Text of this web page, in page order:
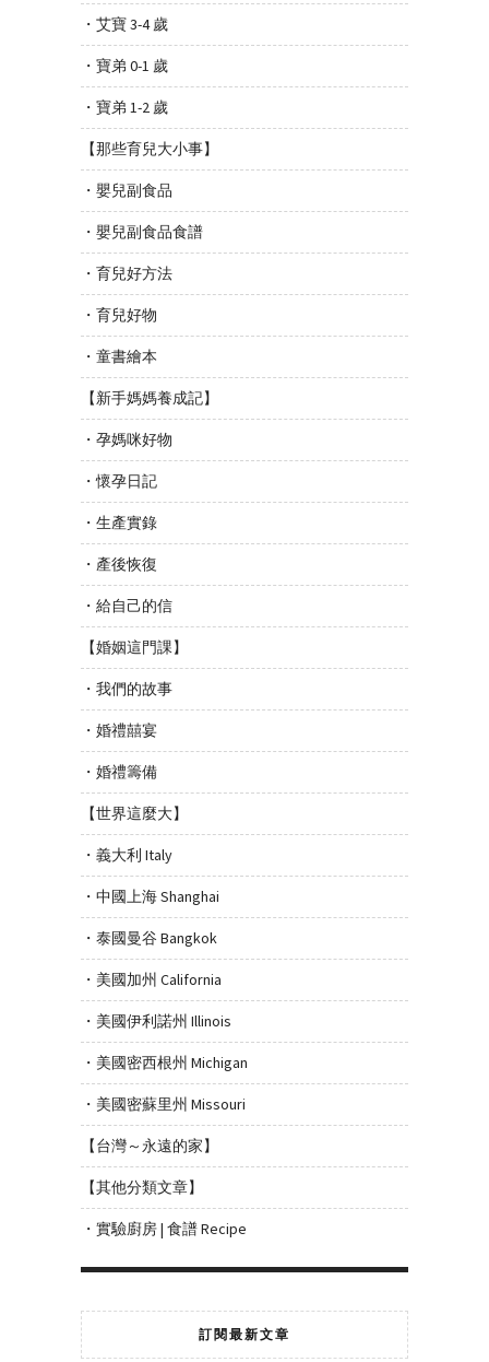
・艾寶 3-4 歲
・寶弟 0-1 歲
・寶弟 1-2 歲
【那些育兒大小事】
・嬰兒副食品
・嬰兒副食品食譜
・育兒好方法
・育兒好物
・童書繪本
【新手媽媽養成記】
・孕媽咪好物
・懷孕日記
・生產實錄
・產後恢復
・給自己的信
【婚姻這門課】
・我們的故事
・婚禮囍宴
・婚禮籌備
【世界這麼大】
・義大利 Italy
・中國上海 Shanghai
・泰國曼谷 Bangkok
・美國加州 California
・美國伊利諾州 Illinois
・美國密西根州 Michigan
・美國密蘇里州 Missouri
【台灣～永遠的家】
【其他分類文章】
・實驗廚房 | 食譜 Recipe
訂閱最新文章